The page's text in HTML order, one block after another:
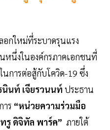
อกใหม่ที่ระบาดรุนแรง
หนึ่งในองค์กรภาคเอกชนที่
การต่อสู้กับโควิด-19 ซึ่ง
นินท์ เจียรวนนท์ ประธาน
าร “หน่วยความร่วมมือ
รู ดิจิทัล พาร์ค” ภายใต้